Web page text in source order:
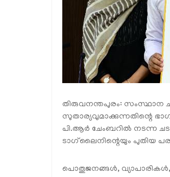
തിരുവനന്തപുരം: സംസ്ഥാന
സുതാര്യവുമാക്കുന്നതിന്റെ
പി.ആർ ചേംബറിൽ നടന്ന
ടാഗ്‌ലൈനിന്റെയും പുതിയ
പൊതുജനങ്ങൾ, വ്യാപാരികൾ,